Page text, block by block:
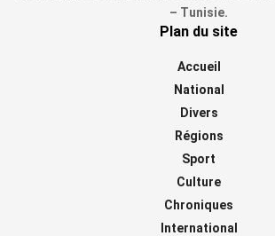
– Tunisie.
Plan du site
Accueil
National
Divers
Régions
Sport
Culture
Chroniques
International